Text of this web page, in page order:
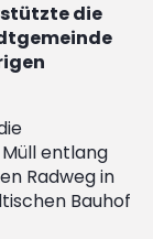
die
entlang
Radweg in
Bauhof